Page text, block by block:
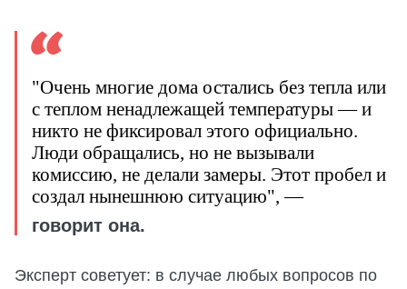
"Очень многие дома остались без тепла или
с теплом ненадлежащей температуры — и
никто не фиксировал этого официально.
Люди обращались, но не вызывали
комиссию, не делали замеры. Этот пробел и
создал нынешнюю ситуацию", —
говорит она.
Эксперт советует: в случае любых вопросов по